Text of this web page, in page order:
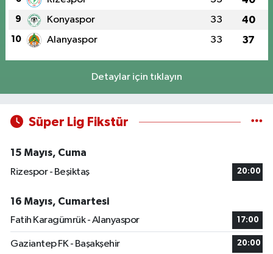
9 Konyaspor 33 40
10 Alanyaspor 33 37
Detaylar için tıklayın
Süper Lig Fikstür
15 Mayıs, Cuma
Rizespor - Beşiktaş
20:00
16 Mayıs, Cumartesi
Fatih Karagümrük - Alanyaspor
17:00
Gaziantep FK - Başakşehir 20:00